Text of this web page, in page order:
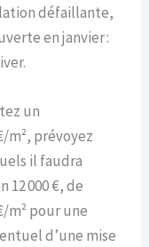
défaillante,
en janvier :
un
m², prévoyez
il faudra
12 000 €, de
m² pour une
d’une mise